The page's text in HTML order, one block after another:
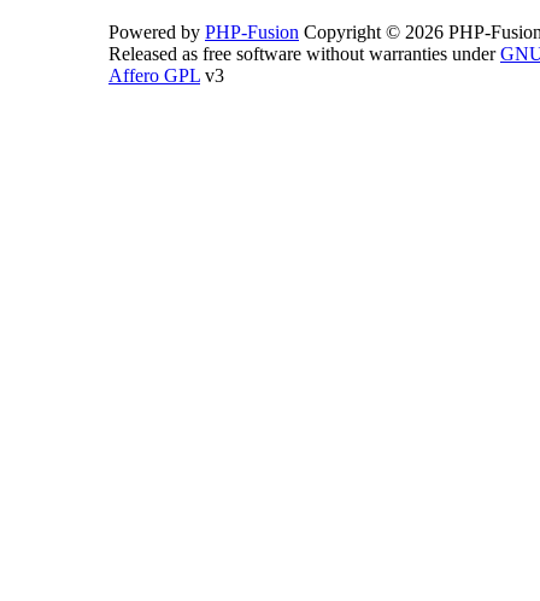
Powered by PHP-Fusion Copyright © 2026 PHP-
Released as free software without warranties under
Affero GPL v3